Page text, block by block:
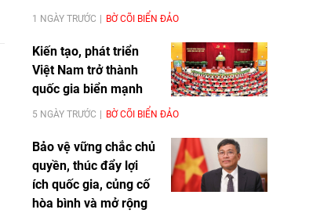
1 NGÀY TRƯỚC BỜ CÕI BIỂN ĐẢO
Kiến tạo, phát triển
Việt Nam trở thành
quốc gia biển mạnh
5 NGÀY TRƯỚC BỜ CÕI BIỂN ĐẢO
Bảo vệ vững chắc chủ
quyền, thúc đẩy lợi
ích quốc gia, củng cố
hòa bình và mở rộng